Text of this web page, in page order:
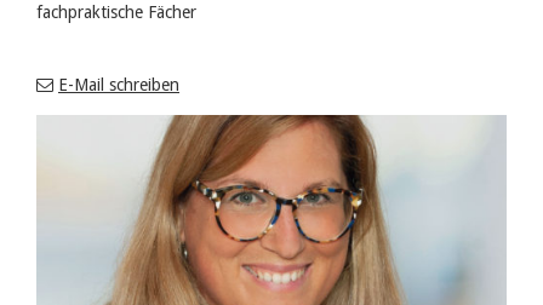
fachpraktische Fächer
E-Mail schreiben